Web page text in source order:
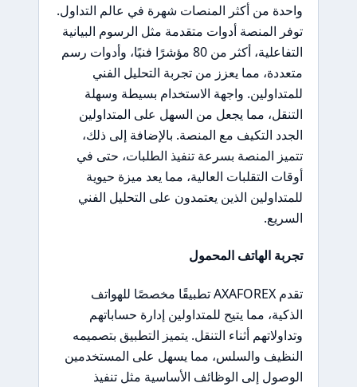
واحدة من أكثر المنصات شهرة في عالم التداول.
توفر المنصة أدوات متقدمة مثل الرسوم البيانية
التفاعلية، أكثر من 80 مؤشرًا فنيًا، وأدوات رسم
متعددة، مما يعزز من تجربة التحليل الفني
للمتداولين. واجهة الاستخدام بسيطة وسهلة
التنقل، مما يجعل من السهل على المتداولين
الجدد التكيف مع المنصة. بالإضافة إلى ذلك،
تتميز المنصة بسرعة تنفيذ الطلبات، حتى في
أوقات التقلبات العالية، مما يعد ميزة حيوية
للمتداولين الذين يعتمدون على التحليل الفني
السريع.
تجربة الهاتف المحمول
تقدم AXAFOREX تطبيقًا مخصصًا للهواتف
الذكية، مما يتيح للمتداولين إدارة حساباتهم
وتداولاتهم أثناء التنقل. يتميز التطبيق بتصميمه
النظيف والسلس، مما يسهل على المستخدمين
الوصول إلى الوظائف الأساسية مثل تنفيذ